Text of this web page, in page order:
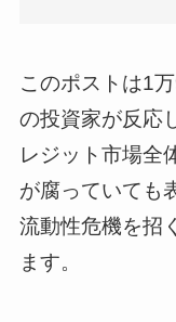
このポストは1
の投資家が反応
レジット市場全
が腐っていても
流動性危機を招
ます。